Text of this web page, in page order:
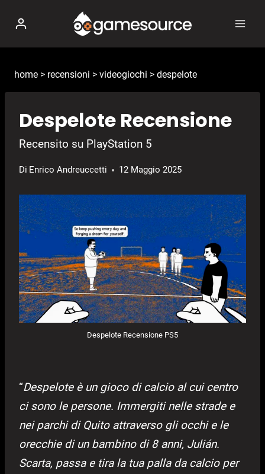
contenuto
home > recensioni > videogiochi > despelote
Despelote Recensione
Recensito su PlayStation 5
Di Enrico Andreuccetti 12 Maggio 2025
Despelote Recensione PS5
“Despelote è un gioco di calcio al cui centro
ci sono le persone. Immergiti nelle strade e
nei parchi di Quito attraverso gli occhi e le
orecchie di un bambino di 8 anni, Julián.
Scarta, passa e tira la tua palla da calcio per